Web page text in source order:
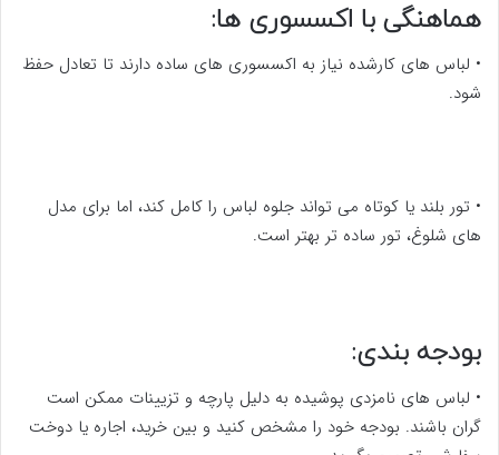
هماهنگی با اکسسوری ها:
• لباس های کارشده نیاز به اکسسوری های ساده دارند تا تعادل حفظ
شود.
• تور بلند یا کوتاه می تواند جلوه لباس را کامل کند، اما برای مدل
های شلوغ، تور ساده تر بهتر است.
بودجه بندی:
• لباس های نامزدی پوشیده به دلیل پارچه و تزیینات ممکن است
گران باشند. بودجه خود را مشخص کنید و بین خرید، اجاره یا دوخت